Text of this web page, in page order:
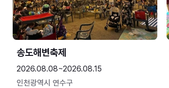
송도해변축제
2026.08.08~2026.08.15
인천광역시 연수구